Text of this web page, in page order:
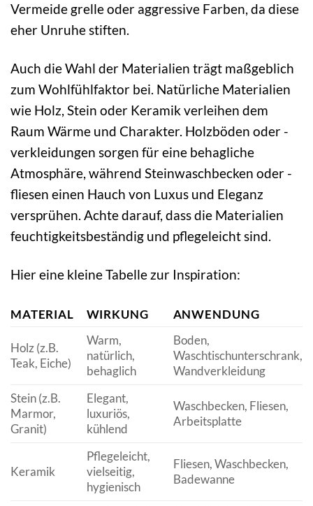
Vermeide grelle oder aggressive Farben, da diese
eher Unruhe stiften.
Auch die Wahl der Materialien trägt maßgeblich
zum Wohlfühlfaktor bei. Natürliche Materialien
wie Holz, Stein oder Keramik verleihen dem
Raum Wärme und Charakter. Holzböden oder -
verkleidungen sorgen für eine behagliche
Atmosphäre, während Steinwaschbecken oder -
fliesen einen Hauch von Luxus und Eleganz
versprühen. Achte darauf, dass die Materialien
feuchtigkeitsbeständig und pflegeleicht sind.
Hier eine kleine Tabelle zur Inspiration:
MATERIAL WIRKUNG ANWENDUNG
Holz (z.B.
Teak, Eiche)
Warm,
natürlich,
behaglich
Boden,
Waschtischunterschrank,
Wandverkleidung
Stein (z.B.
Marmor,
Granit)
Elegant,
luxuriös,
kühlend
Waschbecken, Fliesen,
Arbeitsplatte
Keramik
Pflegeleicht,
vielseitig,
hygienisch
Fliesen, Waschbecken,
Badewanne